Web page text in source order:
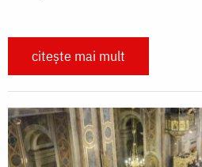
citește mai mult